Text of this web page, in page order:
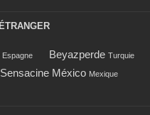
Espagne Beyazperde Turquie
Sensacine México Mexique